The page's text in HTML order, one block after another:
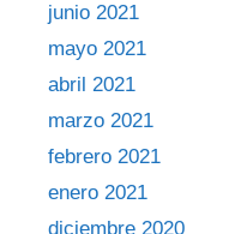
junio 2021
mayo 2021
abril 2021
marzo 2021
febrero 2021
enero 2021
diciembre 2020